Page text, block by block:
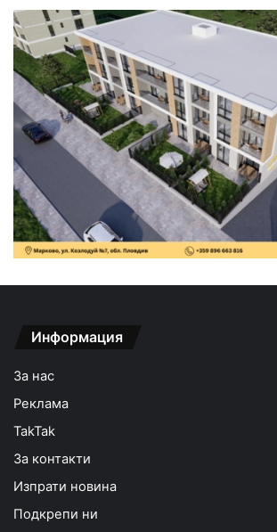
Информация
За нас
Реклама
TakTak
За контакти
Изпрати новина
Подкрепи ни